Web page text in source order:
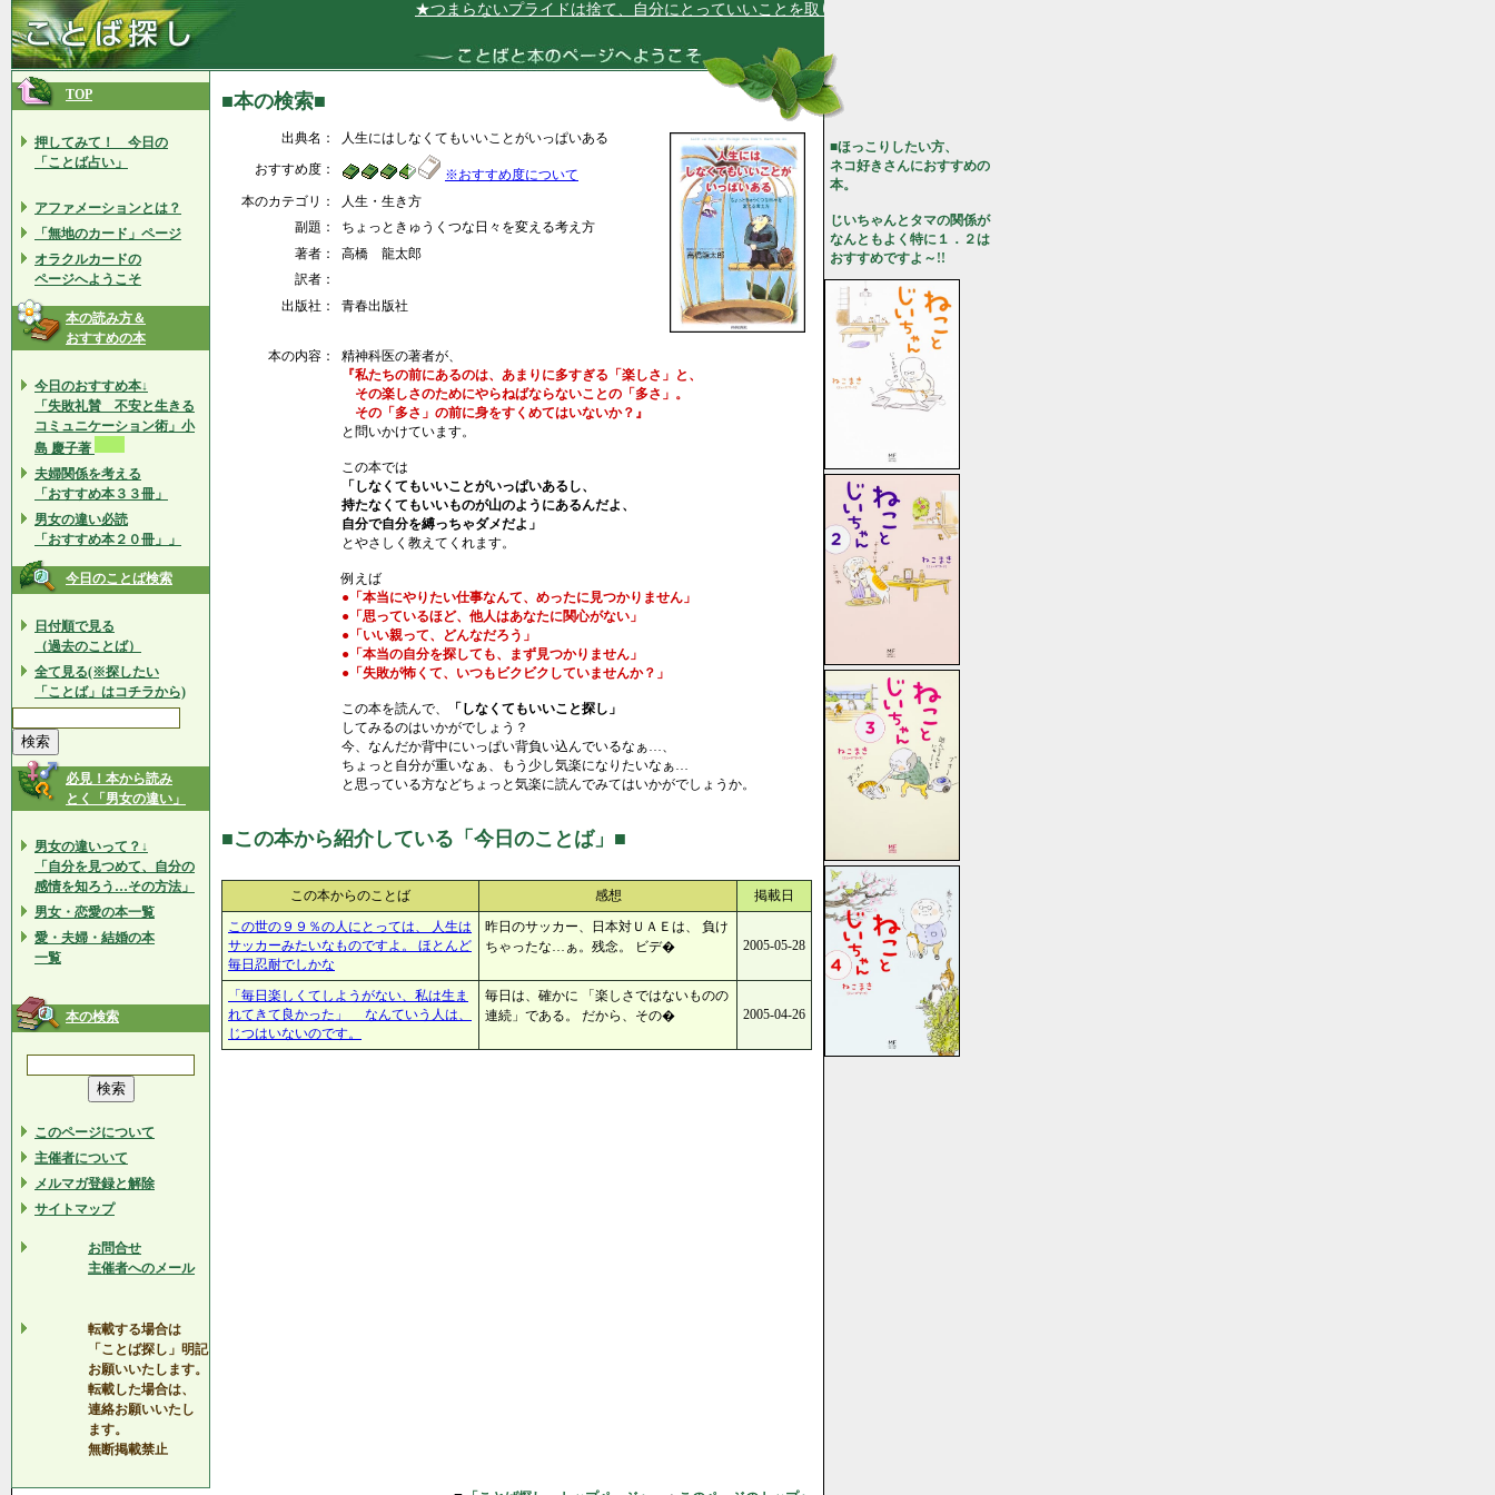
★つまらないプライドは捨て、自分にとっていいことを取り入れています★
TOP
押してみて！ 今日の
「ことば占い」
アファメーションとは？
「無地のカード」ページ
オラクルカードの
ページへようこそ
本の読み方＆
おすすめの本
今日のおすすめ本↓
「失敗礼賛 不安と生きる
コミュニケーション術」小
島 慶子著
夫婦関係を考える
「おすすめ本３３冊」
男女の違い必読
「おすすめ本２０冊」」
今日のことば検索
日付順で見る
（過去のことば）
全て見る(※探したい
「ことば」はコチラから)
必見！本から読み
とく「男女の違い」
男女の違いって？↓
「自分を見つめて、自分の
感情を知ろう…その方法」
男女・恋愛の本一覧
愛・夫婦・結婚の本
一覧
本の検索
このページについて
主催者について
メルマガ登録と解除
サイトマップ
お問合せ
主催者へのメール
転載する場合は
「ことば探し」明記
お願いいたします。
転載した場合は、
連絡お願いいたし
ます。
無断掲載禁止
■本の検索■
出典名：
人生にはしなくてもいいことがいっぱいある
おすすめ度：
※おすすめ度について
本のカテゴリ：
人生・生き方
副題：
ちょっときゅうくつな日々を変える考え方
著者：
高橋 龍太郎
訳者：
出版社：
青春出版社
本の内容：
精神科医の著者が、
『私たちの前にあるのは、あまりに多すぎる「楽しさ」と、
その楽しさのためにやらねばならないことの「多さ」。
その「多さ」の前に身をすくめてはいないか？』
と問いかけています。
この本では
「しなくてもいいことがいっぱいあるし、
持たなくてもいいものが山のようにあるんだよ、
自分で自分を縛っちゃダメだよ」
とやさしく教えてくれます。
例えば
●「本当にやりたい仕事なんて、めったに見つかりません」
●「思っているほど、他人はあなたに関心がない」
●「いい親って、どんなだろう」
●「本当の自分を探しても、まず見つかりません」
●「失敗が怖くて、いつもビクビクしていませんか？」
この本を読んで、
「しなくてもいいこと探し」
してみるのはいかがでしょう？
今、なんだか背中にいっぱい背負い込んでいるなぁ…、
ちょっと自分が重いなぁ、もう少し気楽になりたいなぁ…
と思っている方などちょっと気楽に読んでみてはいかがでしょうか。
■この本から紹介している「今日のことば」■
この本からのことば 感想
掲載日
この世の９９％の人にとっては、 人生は
サッカーみたいなものですよ。 ほとんど
毎日忍耐でしかな
昨日のサッカー、日本対ＵＡＥは、 負け
ちゃったな…ぁ。残念。 ビデ�
2005-05-28
「毎日楽しくてしようがない、私は生ま
れてきて良かった」 なんていう人は、
じつはいないのです。
毎日は、確かに 「楽しさではないものの
連続」である。 だから、その�
2005-04-26
■ほっこりしたい方、
ネコ好きさんにおすすめの
本。
じいちゃんとタマの関係が
なんともよく特に１．２は
おすすめですよ～!!